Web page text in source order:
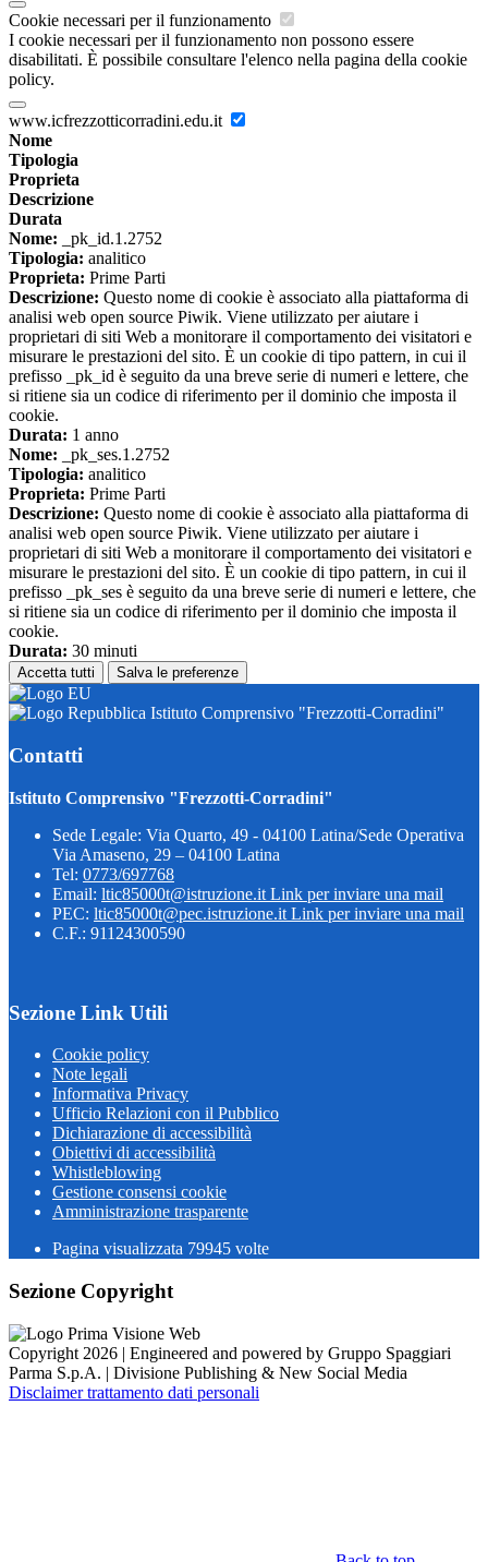
Cookie necessari per il funzionamento
I cookie necessari per il funzionamento non possono essere
disabilitati. È possibile consultare l'elenco nella pagina della cookie
policy.
www.icfrezzotticorradini.edu.it
Nome
Tipologia
Proprieta
Descrizione
Durata
Nome: _pk_id.1.2752
Tipologia: analitico
Proprieta: Prime Parti
Descrizione: Questo nome di cookie è associato alla piattaforma di
analisi web open source Piwik. Viene utilizzato per aiutare i
proprietari di siti Web a monitorare il comportamento dei visitatori e
misurare le prestazioni del sito. È un cookie di tipo pattern, in cui il
prefisso _pk_id è seguito da una breve serie di numeri e lettere, che
si ritiene sia un codice di riferimento per il dominio che imposta il
cookie.
Durata: 1 anno
Nome: _pk_ses.1.2752
Tipologia: analitico
Proprieta: Prime Parti
Descrizione: Questo nome di cookie è associato alla piattaforma di
analisi web open source Piwik. Viene utilizzato per aiutare i
proprietari di siti Web a monitorare il comportamento dei visitatori e
misurare le prestazioni del sito. È un cookie di tipo pattern, in cui il
prefisso _pk_ses è seguito da una breve serie di numeri e lettere, che
si ritiene sia un codice di riferimento per il dominio che imposta il
cookie.
Durata: 30 minuti
Accetta tutti Salva le preferenze
Istituto Comprensivo "Frezzotti-Corradini"
Contatti
Istituto Comprensivo "Frezzotti-Corradini"
Sede Legale: Via Quarto, 49 - 04100 Latina/Sede Operativa
Via Amaseno, 29 – 04100 Latina
Tel: 0773/697768
Email: ltic85000t@istruzione.it Link per inviare una mail
PEC: ltic85000t@pec.istruzione.it Link per inviare una mail
C.F.: 91124300590
Sezione Link Utili
Cookie policy
Note legali
Informativa Privacy
Ufficio Relazioni con il Pubblico
Dichiarazione di accessibilità
Obiettivi di accessibilità
Whistleblowing
Gestione consensi cookie
Amministrazione trasparente
Pagina visualizzata 79945 volte
Sezione Copyright
Copyright 2026 | Engineered and powered by Gruppo Spaggiari
Parma S.p.A. | Divisione Publishing & New Social Media
Disclaimer trattamento dati personali